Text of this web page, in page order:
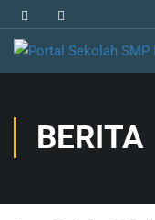
BERITA